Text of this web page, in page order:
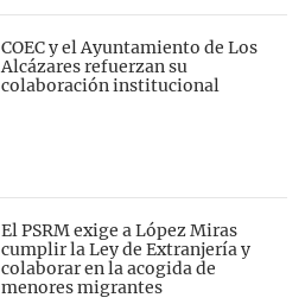
COEC y el Ayuntamiento de Los
Alcázares refuerzan su
colaboración institucional
El PSRM exige a López Miras
cumplir la Ley de Extranjería y
colaborar en la acogida de
menores migrantes